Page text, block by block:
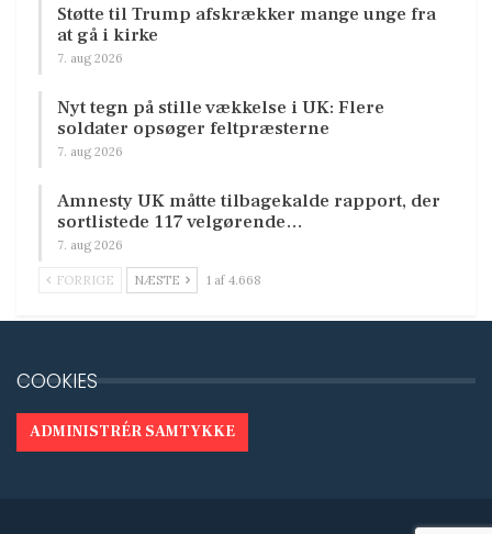
Støtte til Trump afskrækker mange unge fra
at gå i kirke
7. aug 2026
Nyt tegn på stille vækkelse i UK: Flere
soldater opsøger feltpræsterne
7. aug 2026
Amnesty UK måtte tilbagekalde rapport, der
sortlistede 117 velgørende…
7. aug 2026
FORRIGE NÆSTE 1 af 4.668
COOKIES
ADMINISTRÉR SAMTYKKE